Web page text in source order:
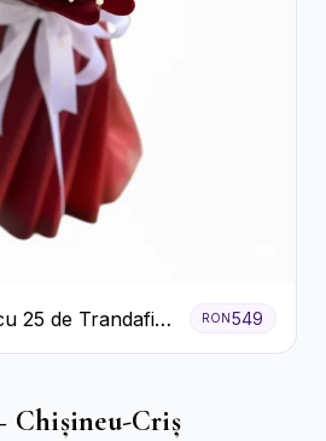
25 de Trandafiri
RON 549
Chișineu-Criș